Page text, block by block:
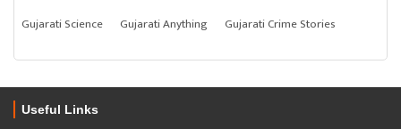
Gujarati Science
Gujarati Anything Gujarati Crime Stories
Useful Links